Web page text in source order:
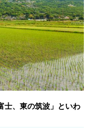
士、東の筑波」といわ